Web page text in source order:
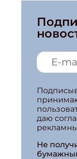
даю
Не